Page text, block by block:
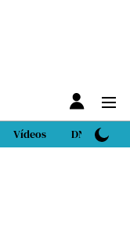
Vídeos DN Sport